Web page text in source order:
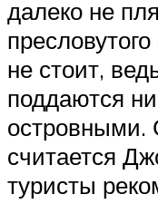
далеко не
не стоит,
поддаются
считается
туристы